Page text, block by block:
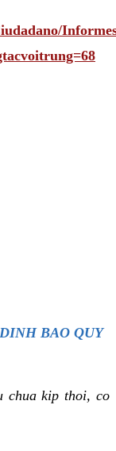
BAO QUY
chua kip thoi, co